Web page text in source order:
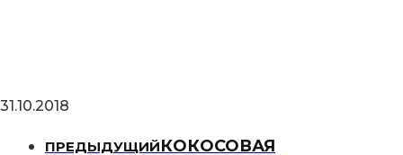
31.10.2018
ПРЕДЫДУЩИЙКОКОСОВАЯ